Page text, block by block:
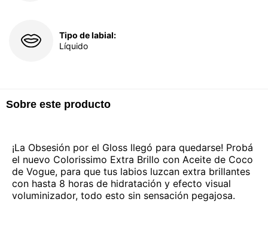
Tipo de labial:
Líquido
Sobre este producto
¡La Obsesión por el Gloss llegó para quedarse! Probá
el nuevo Colorissimo Extra Brillo con Aceite de Coco
de Vogue, para que tus labios luzcan extra brillantes
con hasta 8 horas de hidratación y efecto visual
voluminizador, todo esto sin sensación pegajosa.